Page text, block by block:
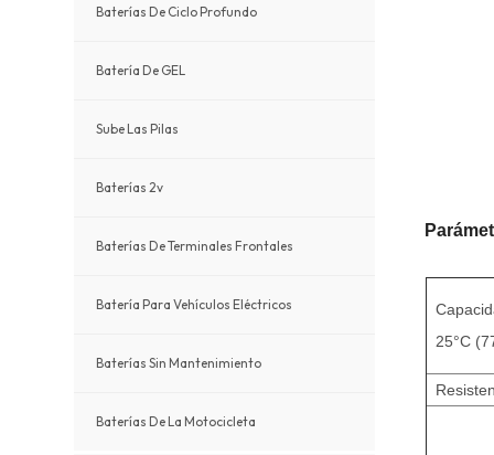
25°C
Baterías De Ciclo Profundo
Batería De GEL
Sube Las Pilas
Baterías 2v
Baterías De Terminales Frontales
Batería Para Vehículos Eléctricos
Baterías Sin Mantenimiento
Baterías De La Motocicleta